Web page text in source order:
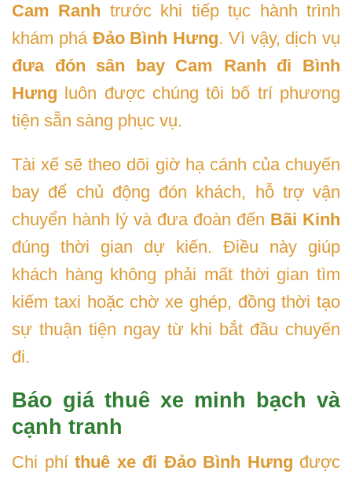
Cam Ranh trước khi tiếp tục hành trình
khám phá Đảo Bình Hưng. Vì vậy, dịch vụ
đưa đón sân bay Cam Ranh đi Bình
Hưng luôn được chúng tôi bố trí phương
tiện sẵn sàng phục vụ.
Tài xế sẽ theo dõi giờ hạ cánh của chuyến
bay để chủ động đón khách, hỗ trợ vận
chuyển hành lý và đưa đoàn đến Bãi Kinh
đúng thời gian dự kiến. Điều này giúp
khách hàng không phải mất thời gian tìm
kiếm taxi hoặc chờ xe ghép, đồng thời tạo
sự thuận tiện ngay từ khi bắt đầu chuyến
đi.
Báo giá thuê xe minh bạch và
cạnh tranh
Chi phí thuê xe đi Đảo Bình Hưng được